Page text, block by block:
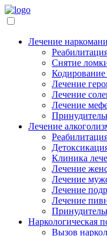
Лечение
Снятие
Кодирование
Лечение
Лечение
Лечение
Лечение
Клиника
Лечение
Лечение
Лечение
Лечение
Наркологическая
Вызов